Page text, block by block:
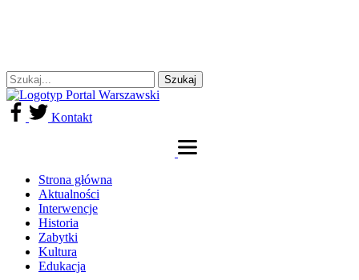
Kontakt
Strona główna
Aktualności
Interwencje
Historia
Zabytki
Kultura
Edukacja